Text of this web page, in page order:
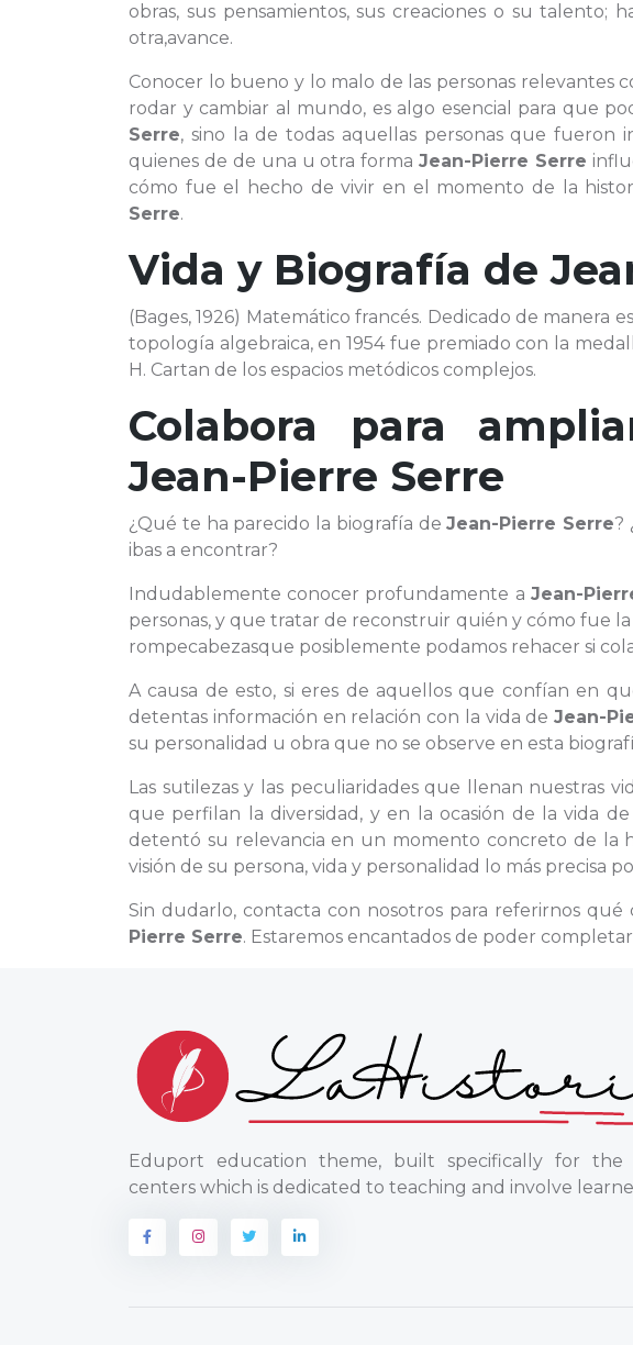
obras, sus pensamientos, sus creaciones o su
otra,avance.
Conocer lo bueno y lo malo de las personas relevantes
rodar y cambiar al mundo, es algo esencial para que
Serre, sino la de todas aquellas personas que fueron
quienes de de una u otra formaJean-Pierre Serre
cómo fue el hecho de vivir en el momento de la
Serre.
Vida y Biografía de
(Bages, 1926) Matemático francés. Dedicado de manera
topología algebraica, en 1954 fue premiado con la
H. Cartan de los espacios metódicos complejos.
Colabora para
Jean-Pierre Serre
¿Qué te ha parecido la biografía deJean-Pierre Serre?
ibas a encontrar?
Indudablemente conocer profundamente a Jean-
personas, y que tratar de reconstruir quién y cómo fue
rompecabezasque posiblemente podamos rehacer si
A causa de esto, si eres de aquellos que confían en
detentas información en relación con la vida deJean-
su personalidad u obra que no se observe en esta
Las sutilezas y las peculiaridades que llenan nuestras
que perfilan la diversidad, y en la ocasión de la vida
detentó su relevancia en un momento concreto de la
visión de su persona, vida y personalidad lo más precisa
Sin dudarlo, contacta con nosotros para referirnos qué
Pierre Serre. Estaremos encantados de poder
Eduport education theme, built specifically for the
centers which is dedicated to teaching and involve